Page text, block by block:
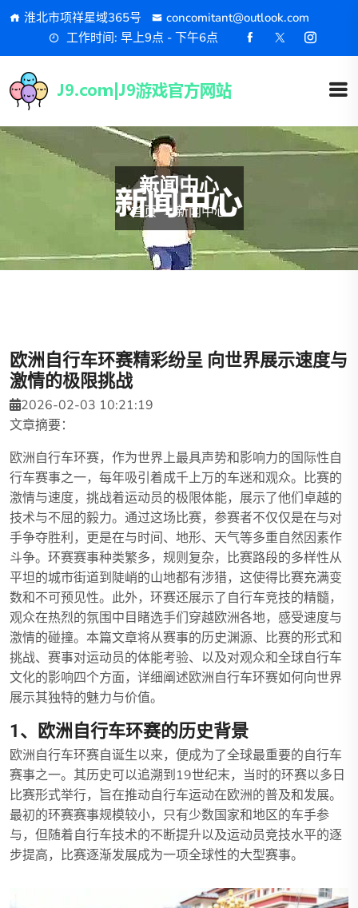
淮北市项祥星域365号
concomitant@outlook.com
工作时间: 早上9点 - 下午6点
新闻中心
首页 新闻中心
欧洲自行车环赛精彩纷呈 向世界展示速度与
激情的极限挑战
2026-02-03 10:21:19
文章摘要：
欧洲自行车环赛，作为世界上最具声势和影响力的国际性自
行车赛事之一，每年吸引着成千上万的车迷和观众。比赛的
激情与速度，挑战着运动员的极限体能，展示了他们卓越的
技术与不屈的毅力。通过这场比赛，参赛者不仅仅是在与对
手争夺胜利，更是在与时间、地形、天气等多重自然因素作
斗争。环赛赛事种类繁多，规则复杂，比赛路段的多样性从
平坦的城市街道到陡峭的山地都有涉猎，这使得比赛充满变
数和不可预见性。此外，环赛还展示了自行车竞技的精髓，
观众在热烈的氛围中目睹选手们穿越欧洲各地，感受速度与
激情的碰撞。本篇文章将从赛事的历史渊源、比赛的形式和
挑战、赛事对运动员的体能考验、以及对观众和全球自行车
文化的影响四个方面，详细阐述欧洲自行车环赛如何向世界
展示其独特的魅力与价值。
1、欧洲自行车环赛的历史背景
欧洲自行车环赛自诞生以来，便成为了全球最重要的自行车
赛事之一。其历史可以追溯到19世纪末，当时的环赛以多日
比赛形式举行，旨在推动自行车运动在欧洲的普及和发展。
最初的环赛赛事规模较小，只有少数国家和地区的车手参
与，但随着自行车技术的不断提升以及运动员竞技水平的逐
步提高，比赛逐渐发展成为一项全球性的大型赛事。